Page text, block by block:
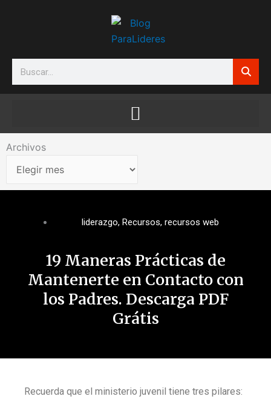
Search
Archivos
Archivos
liderazgo, Recursos, recursos web
19 Maneras Prácticas de
Mantenerte en Contacto con
los Padres. Descarga PDF
Grátis
Recuerda que el ministerio juvenil tiene tres pilares: